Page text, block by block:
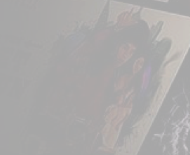
recursos
a partir do
alugado